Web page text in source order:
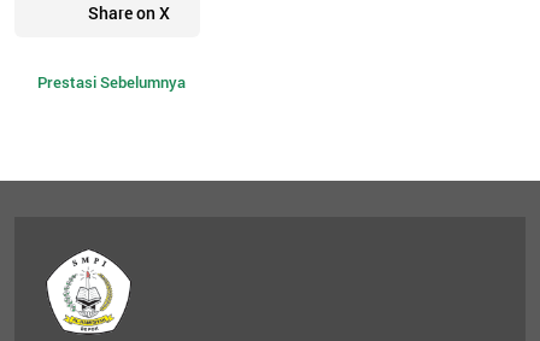
Share on X
Prestasi Sebelumnya